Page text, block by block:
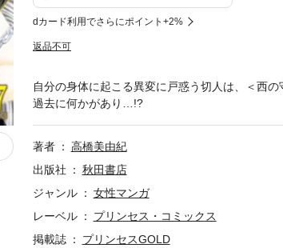
dカード利用でさらにポイント+2%
返品不可
自分の身体に起こる異変に戸惑う切人は、＜西
過去に何かがあり…!?
著者
高橋美由紀
出版社
秋田書店
ジャンル
女性マンガ
レーベル
プリンセス・コミックス
掲載誌
プリンセスGOLD